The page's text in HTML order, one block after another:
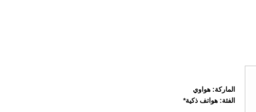
الماركة: هواوي
الفئة: هواتف ذكية*